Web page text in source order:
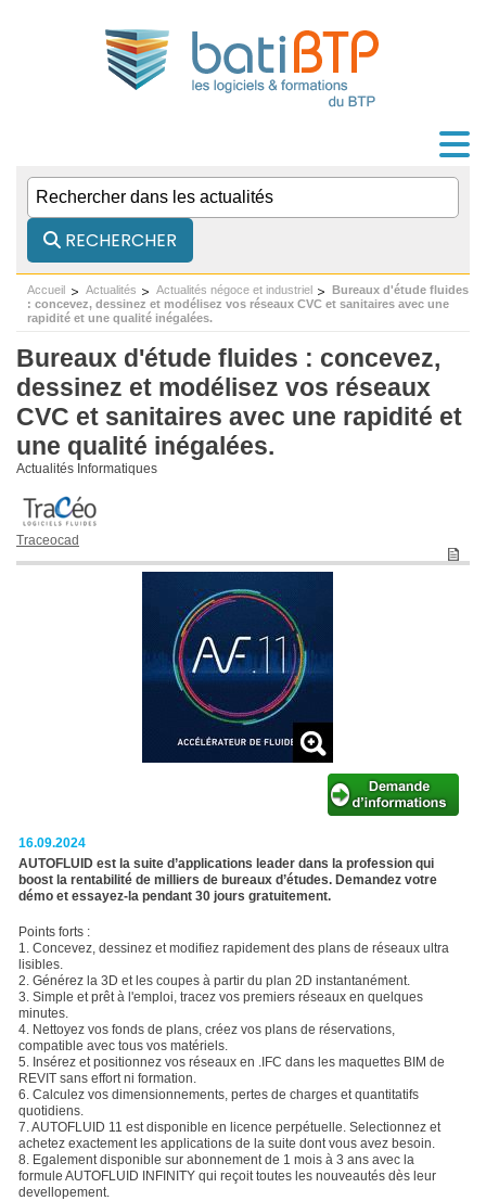
RECHERCHER
Accueil Actualités Actualités négoce et industriel
Bureaux d'étude fluides
: concevez, dessinez et modélisez vos réseaux CVC et sanitaires avec une
rapidité et une qualité inégalées.
Bureaux d'étude fluides : concevez,
dessinez et modélisez vos réseaux
CVC et sanitaires avec une rapidité et
une qualité inégalées.
Actualités Informatiques
Traceocad
16.09.2024
AUTOFLUID est la suite d’applications leader dans la profession qui
boost la rentabilité de milliers de bureaux d’études. Demandez votre
démo et essayez-la pendant 30 jours gratuitement.
Points forts :
1. Concevez, dessinez et modifiez rapidement des plans de réseaux ultra
lisibles.
2. Générez la 3D et les coupes à partir du plan 2D instantanément.
3. Simple et prêt à l'emploi, tracez vos premiers réseaux en quelques
minutes.
4. Nettoyez vos fonds de plans, créez vos plans de réservations,
compatible avec tous vos matériels.
5. Insérez et positionnez vos réseaux en .IFC dans les maquettes BIM de
REVIT sans effort ni formation.
6. Calculez vos dimensionnements, pertes de charges et quantitatifs
quotidiens.
7. AUTOFLUID 11 est disponible en licence perpétuelle. Selectionnez et
achetez exactement les applications de la suite dont vous avez besoin.
8. Egalement disponible sur abonnement de 1 mois à 3 ans avec la
formule AUTOFLUID INFINITY qui reçoit toutes les nouveautés dès leur
devellopement.